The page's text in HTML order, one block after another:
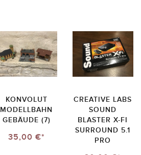
KONVOLUT
MODELLBAHN
GEBÄUDE (7)
35,00 €*
CREATIVE LABS
SOUND
BLASTER X-FI
SURROUND 5.1
PRO